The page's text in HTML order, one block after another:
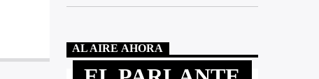
AL AIRE AHORA